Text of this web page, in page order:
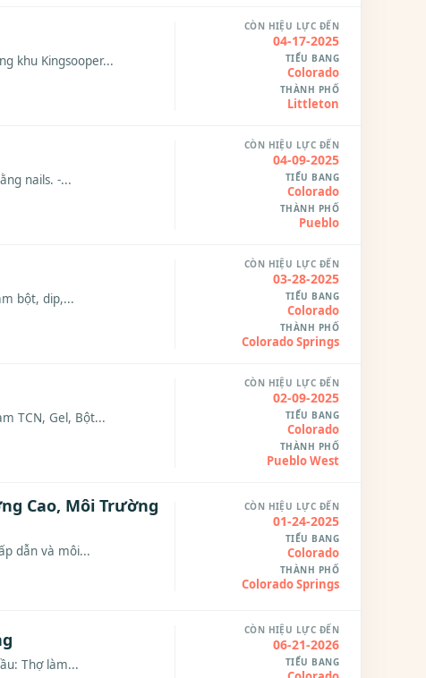
khu Kingsooper...
CÒN HIỆU LỰC ĐẾN
04-17-2025
TIỂU BANG
Colorado
THÀNH PHỐ
Littleton
nails. -...
CÒN HIỆU LỰC ĐẾN
04-09-2025
TIỂU BANG
Colorado
THÀNH PHỐ
Pueblo
bột, dip,...
CÒN HIỆU LỰC ĐẾN
03-28-2025
TIỂU BANG
Colorado
THÀNH PHỐ
Colorado Springs
TCN, Gel, Bột...
CÒN HIỆU LỰC ĐẾN
02-09-2025
TIỂU BANG
Colorado
THÀNH PHỐ
Pueblo West
Cao, Môi Trường
dẫn và môi...
CÒN HIỆU LỰC ĐẾN
01-24-2025
TIỂU BANG
Colorado
THÀNH PHỐ
Colorado Springs
Thợ làm...
CÒN HIỆU LỰC ĐẾN
06-21-2026
TIỂU BANG